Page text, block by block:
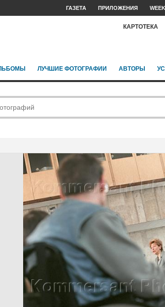
ГАЗЕТА ПРИЛОЖЕНИЯ
КАРТОТЕКА
ЛУЧШИЕ ФОТОГРАФИИ АВТОРЫ